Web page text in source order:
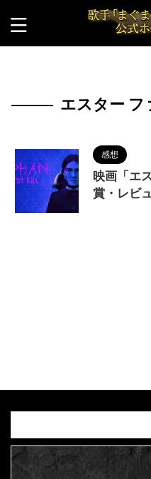
エスター フ
感想
映画「エ
賞・レビ